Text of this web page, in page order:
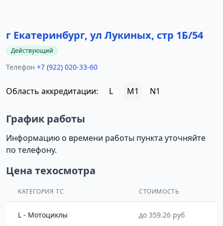
г Екатеринбург, ул Лукиных, стр 1Б/54
Действующий
Телефон +7 (922) 020-33-60
Область аккредитации: L M1 N1
График работы
Информацию о времени работы пункта уточняйте
по телефону.
Цена техосмотра
КАТЕГОРИЯ ТС СТОИМОСТЬ
L - Мотоциклы до 359.26 руб